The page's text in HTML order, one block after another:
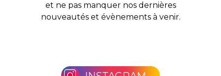
et ne pas manquer nos dernières
nouveautés et évènements à venir.